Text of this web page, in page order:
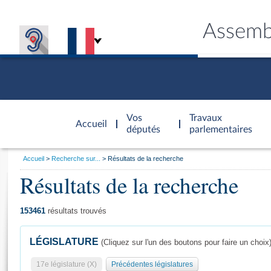
Accueil
d'accueil
Vos
députés
Travaux
parlementaires
Général
Vous
Accueil Recherche sur... Résultats de la recherche
Résultats de la recherche
153461 résultats trouvés
LÉGISLATURE (Cliquez sur l'un des boutons pour faire un choix)
17e législature (X) Précédentes législatures